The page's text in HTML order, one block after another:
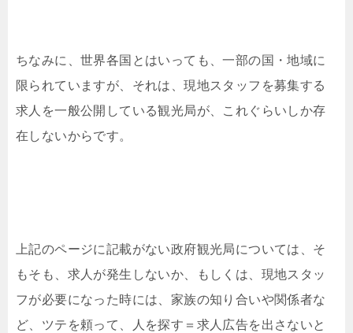
ちなみに、世界各国とはいっても、一部の国・地域に
限られていますが、それは、現地スタッフを募集する
求人を一般公開している観光局が、これぐらいしか存
在しないからです。
上記のページに記載がない政府観光局については、そ
もそも、求人が発生しないか、もしくは、現地スタッ
フが必要になった時には、家族の知り合いや関係者な
ど、ツテを頼って、人を探す＝求人広告を出さないと